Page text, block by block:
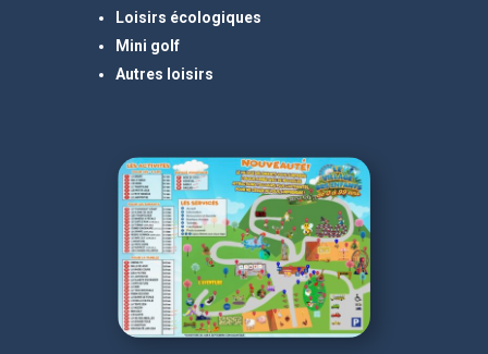
Loisirs écologiques
Mini golf
Autres loisirs